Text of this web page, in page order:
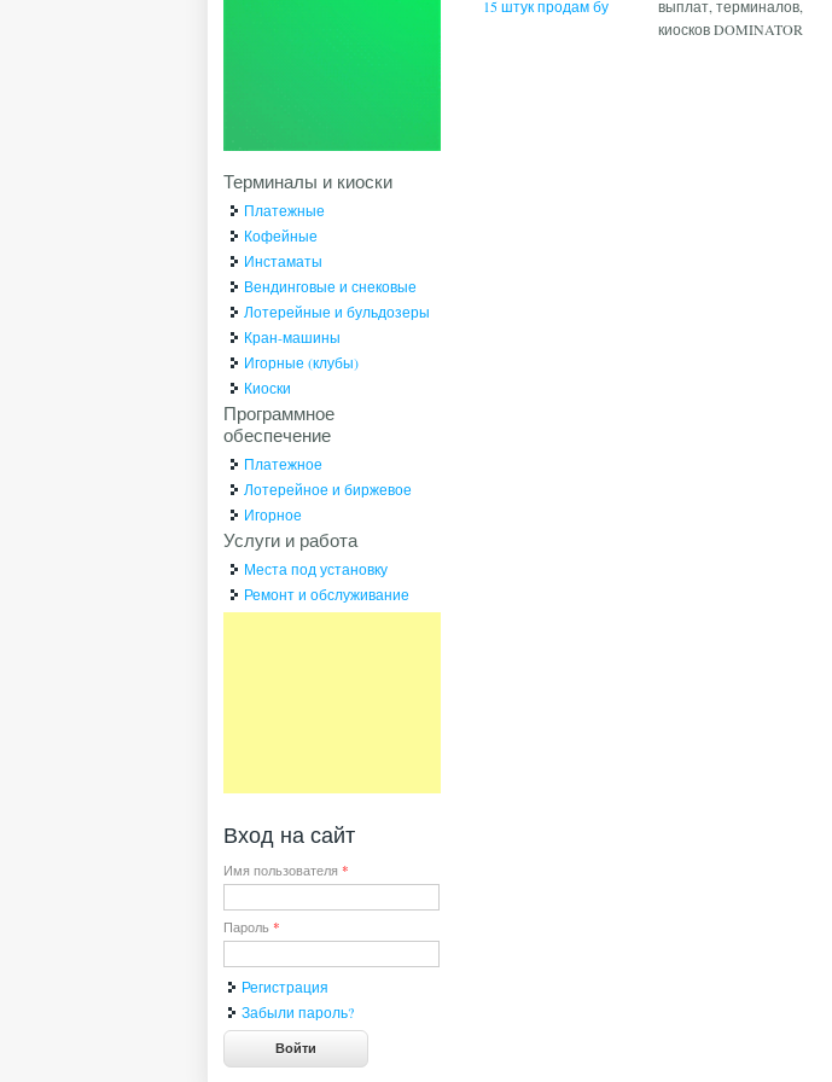
15 штук продам бу
выплат, терминалов,
киосков DOMINATOR
Терминалы и киоски
Платежные
Кофейные
Инстаматы
Вендинговые и снековые
Лотерейные и бульдозеры
Кран-машины
Игорные (клубы)
Киоски
Программное
обеспечение
Платежное
Лотерейное и биржевое
Игорное
Услуги и работа
Места под установку
Ремонт и обслуживание
Вход на сайт
Имя пользователя *
Пароль *
Регистрация
Забыли пароль?